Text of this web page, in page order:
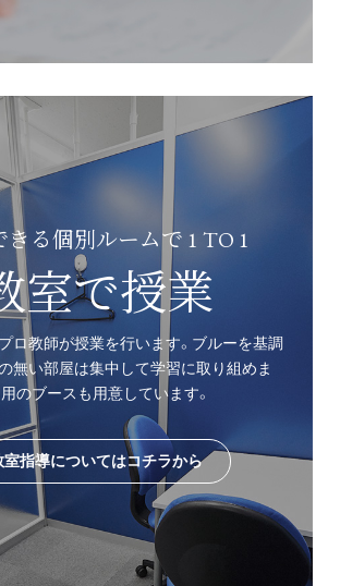
きる個別ルームで 1 TO 1
室で授業
ロ教師が授業を行います。ブルーを基調
無い部屋は集中して学習に取り組めま
用のブースも用意しています。
室指導についてはコチラから